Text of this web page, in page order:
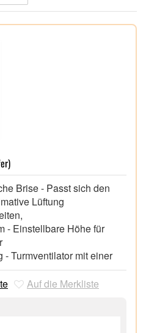
Brise - Passt sich den
Lüftung
- Einstellbare Höhe für
Turmventilator mit einer
Schmutzschutz fängt
und Timer
Auf die Merkliste